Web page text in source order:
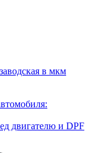
в мкм
двигателю и DPF